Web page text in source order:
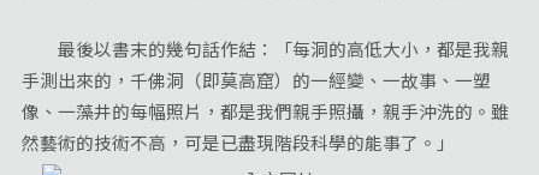
最後以書末的幾句話作結：「每洞的高低大小，都是我親
手測出來的，千佛洞（即莫高窟）的一經變、一故事、一塑
像、一藻井的每幅照片，都是我們親手照攝，親手沖洗的。雖
然藝術的技術不高，可是已盡現階段科學的能事了。」